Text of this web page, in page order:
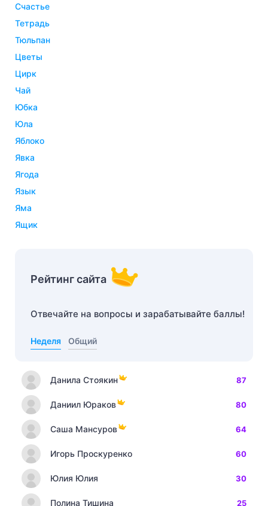
счастье
тетрадь
тюльпан
цветы
цирк
чай
юбка
юла
яблоко
явка
ягода
язык
яма
ящик
Рейтинг сайта
Отвечайте на вопросы и зарабатывайте баллы!
Неделя Общий
Данила Стоякин 87
Даниил Юраков 80
Саша Мансуров 64
Игорь Проскуренко 60
Юлия Юлия 30
Полина Тишина 25